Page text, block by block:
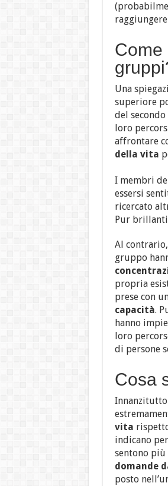
raggiungere
Come
Una
superiore
del
loro
affrontare
della vita
I membri
essersi
ricercato
Pur
Al
gruppo
propria
prese con
capacità.
hanno
loro
di persone
Cosa
Innanzitutto
vita
indicano
sentono
domande
posto